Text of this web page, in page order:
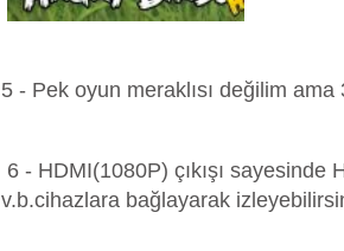
5 - Pek oyun meraklısı değilim
6 - HDMI(1080P) çıkışı
v.b.cihazlara bağlayarak